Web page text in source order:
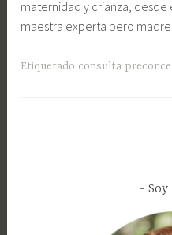
maternidad y crianza, desde
maestra experta pero
Etiquetado consulta